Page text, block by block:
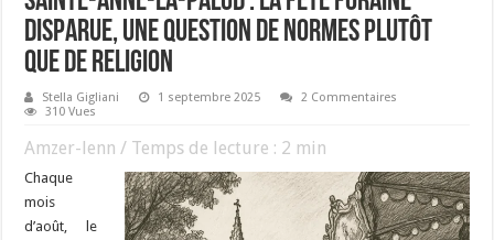
disparue, une question de normes plutôt
que de religion
Stella Gigliani 1 septembre 2025
2 Commentaires
310 Vues
Amzer-lenn / Temps de lecture : 2 min
Chaque
mois
d’août, le